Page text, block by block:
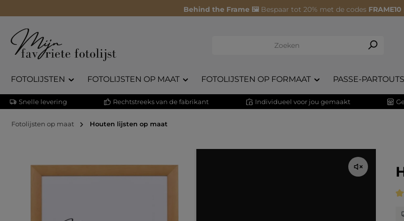
Behind the Frame 🖼️ Bespaar tot 20% met de codes
FOTOLIJSTEN FOTOLIJSTEN OP MAAT FOTOLIJSTEN OP FORMAAT PASSE-PARTOUTS
Snelle levering Rechtstreeks van de fabrikant Individueel voor jou gemaakt
Fotolijsten op maat Houten lijsten op maat